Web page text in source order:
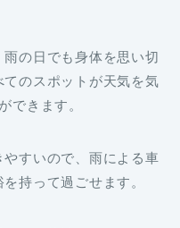
の日でも身体を思い切
できます。
すいので、雨による車
る可能性があるので、